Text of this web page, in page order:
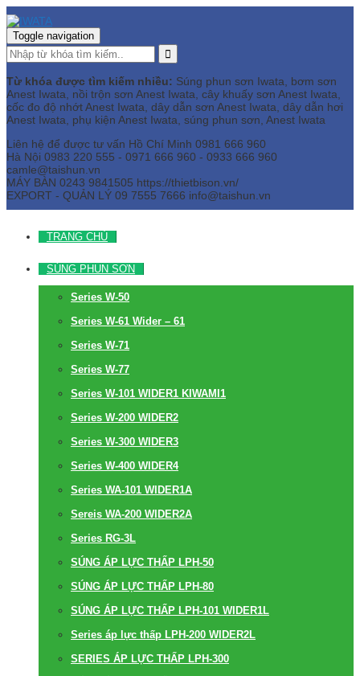
Toggle navigation
Từ khóa được tìm kiếm nhiều: Súng phun sơn Iwata, bơm sơn
Anest Iwata, nồi trộn sơn Anest Iwata, cây khuấy sơn Anest Iwata,
cốc đo độ nhớt Anest Iwata, dây dẫn sơn Anest Iwata, dây dẫn hơi
Anest Iwata, phụ kiện Anest Iwata, súng phun sơn, Anest Iwata
Liên hệ để được tư vấn Hồ Chí Minh 0981 666 960
Hà Nội 0983 220 555 - 0971 666 960 - 0933 666 960
camle@taishun.vn
MÁY BÀN 0243 9841505 https://thietbison.vn/
EXPORT - QUẢN LÝ 09 7555 7666 info@taishun.vn
TRANG CHỦ
SÚNG PHUN SƠN
Series W-50
Series W-61 Wider – 61
Series W-71
Series W-77
Series W-101 WIDER1 KIWAMI1
Series W-200 WIDER2
Series W-300 WIDER3
Series W-400 WIDER4
Series WA-101 WIDER1A
Sereis WA-200 WIDER2A
Series RG-3L
SÚNG ÁP LỰC THẤP LPH-50
SÚNG ÁP LỰC THẤP LPH-80
SÚNG ÁP LỰC THẤP LPH-101 WIDER1L
Series áp lực thấp LPH-200 WIDER2L
SERIES ÁP LỰC THẤP LPH-300